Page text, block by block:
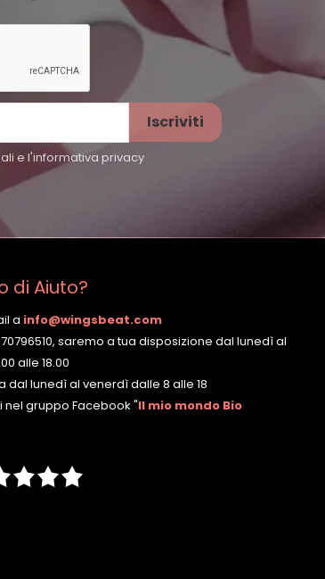
e l'informativa privacy
di Aiuto?
a info@wingsbeat.com
saremo a tua disposizione dal lunedì al
alle 18.00
dal lunedì al venerdì dalle 8 alle 18
nel gruppo Facebook"Il mio mondo Bio